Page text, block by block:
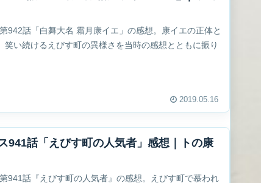
942話「白舞大名 霜月康イエ」の感想。康イエの正体と
笑い続けるえびす町の異様さを当時の感想とともに振り
2019.05.16
941話「えびす町の人気者」感想｜トの康
941話『えびす町の人気者』の感想。えびす町で慕われ